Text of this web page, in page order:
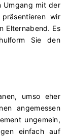
Umgang mit der
wir
Elternabend. Es
Sie den
umso eher
angemessen
ungemein,
einfach auf